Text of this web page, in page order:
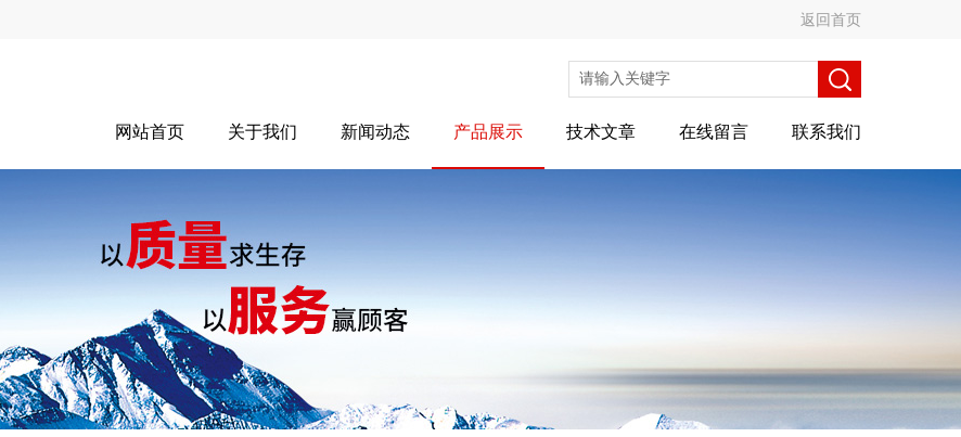
返回首页
网站首页 关于我们 新闻动态 产品展示 技术文章 在线留言 联系我们